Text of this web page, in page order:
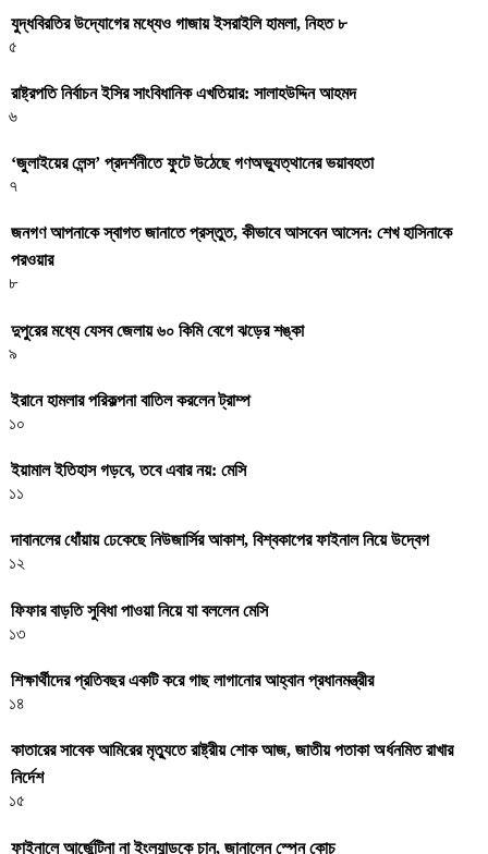
যুদ্ধবিরতির উদ্যোগের মধ্যেও গাজায় ইসরাইলি হামলা, নিহত ৮
৫
রাষ্ট্রপতি নির্বাচন ইসির সাংবিধানিক এখতিয়ার: সালাহউদ্দিন আহমদ
৬
‘জুলাইয়ের লেন্স’ প্রদর্শনীতে ফুটে উঠেছে গণঅভ্যুত্থানের ভয়াবহতা
৭
জনগণ আপনাকে স্বাগত জানাতে প্রস্তুত, কীভাবে আসবেন আসেন: শেখ হাসিনাকে
পরওয়ার
৮
দুপুরের মধ্যে যেসব জেলায় ৬০ কিমি বেগে ঝড়ের শঙ্কা
৯
ইরানে হামলার পরিকল্পনা বাতিল করলেন ট্রাম্প
১০
ইয়ামাল ইতিহাস গড়বে, তবে এবার নয়: মেসি
১১
দাবানলের ধোঁয়ায় ঢেকেছে নিউজার্সির আকাশ, বিশ্বকাপের ফাইনাল নিয়ে উদ্বেগ
১২
ফিফার বাড়তি সুবিধা পাওয়া নিয়ে যা বললেন মেসি
১৩
শিক্ষার্থীদের প্রতিবছর একটি করে গাছ লাগানোর আহ্বান প্রধানমন্ত্রীর
১৪
কাতারের সাবেক আমিরের মৃত্যুতে রাষ্ট্রীয় শোক আজ, জাতীয় পতাকা অর্ধনমিত রাখার
নির্দেশ
১৫
ফাইনালে আর্জেন্টিনা না ইংল্যান্ডকে চান, জানালেন স্পেন কোচ